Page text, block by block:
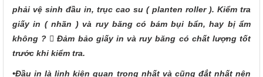
phải vệ sinh đầu in, trục cao su ( planten roller ). Kiểm tra
giấy in ( nhãn ) và ruy băng có bám bụi bẩn, hay bị ẩm
không ?  Đảm bảo giấy in và ruy băng có chất lượng tốt
trước khi kiểm tra.
•Đầu in là linh kiện quan trọng nhất và cũng đắt nhất nên